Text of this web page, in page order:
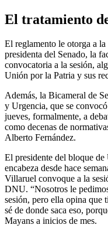
El reglamento le otorga a la
presidenta del Senado, la
Unión por la Patria y sus
Además, la Bicameral de
y Urgencia, que se convocó
como decenas de
Alberto Fernández.
El presidente del bloque
encabeza desde hace
DNU. “Nosotros le
sesión, pero ella opina que
sé de donde saca eso,
Mayans a inicios de mes.
A pesar de los reclamos de
titular del Senado convocó